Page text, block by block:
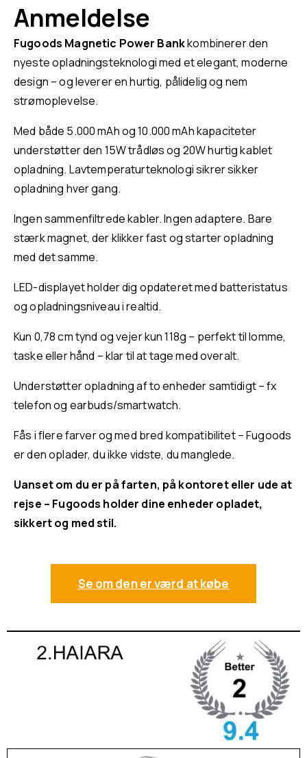
Anmeldelse
Fugoods Magnetic Power Bankkombinerer den
nyeste opladningsteknologi med et elegant, moderne
design – og leverer en hurtig, pålidelig og nem
strømoplevelse.
Med både 5.000 mAh og 10.000 mAh kapaciteter
understøtter den 15W trådløs og 20W hurtig kablet
opladning. Lavtemperaturteknologi sikrer sikker
opladning hver gang.
Ingen sammenfiltrede kabler. Ingen adaptere. Bare
stærk magnet, der klikker fast og starter opladning
med det samme.
LED-displayet holder dig opdateret med batteristatus
og opladningsniveau i realtid.
Kun 0,78 cm tynd og vejer kun 118g – perfekt til lomme,
taske eller hånd – klar til at tage med overalt.
Understøtter opladning af to enheder samtidigt – fx
telefon og earbuds/smartwatch.
Fås i flere farver og med bred kompatibilitet – Fugoods
er den oplader, du ikke vidste, du manglede.
Uanset om du er på farten, på kontoret eller ude at
rejse – Fugoods holder dine enheder opladet,
sikkert og med stil.
Se om den er værd at købe